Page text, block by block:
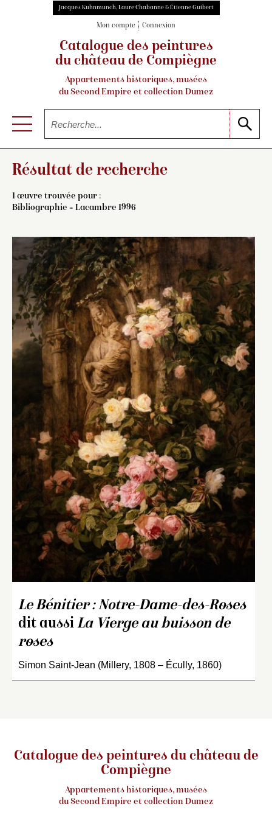
Jacques Kuhnmunch, Laure Chabanne & Étienne Guibert
Mon compte Connexion
Catalogue des peintures
du château de Compiègne
Appartements historiques, musées
du Second Empire et collection Dumez
Résultat de recherche
1 œuvre trouvée pour :
Bibliographie = Lacambre 1996
Le Bénitier : Notre-Dame-des-Roses
dit aussi La Vierge au buisson de
roses
Simon Saint-Jean (Millery, 1808 – Écully, 1860)
Catalogue des peintures du château de
Compiègne
Appartements historiques, musées
du Second Empire et collection Dumez